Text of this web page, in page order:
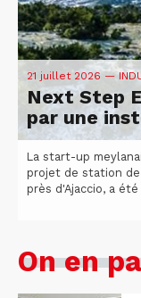
21 juillet 2026 —
Next Step
par une
La start-up
projet de station de
près d'Ajaccio, a
On en